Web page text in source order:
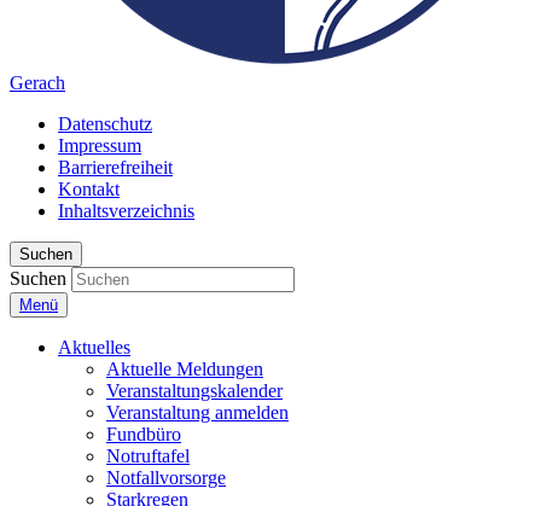
Gerach
Datenschutz
Impressum
Barrierefreiheit
Kontakt
Inhaltsverzeichnis
Suchen
Suchen
Menü
Aktuelles
Aktuelle Meldungen
Veranstaltungskalender
Veranstaltung anmelden
Fundbüro
Notruftafel
Notfallvorsorge
Starkregen